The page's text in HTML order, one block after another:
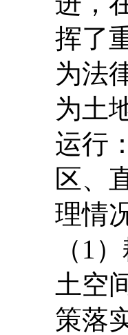
挥了
为法
为土
运行
区、
理情
（1
土空
策落